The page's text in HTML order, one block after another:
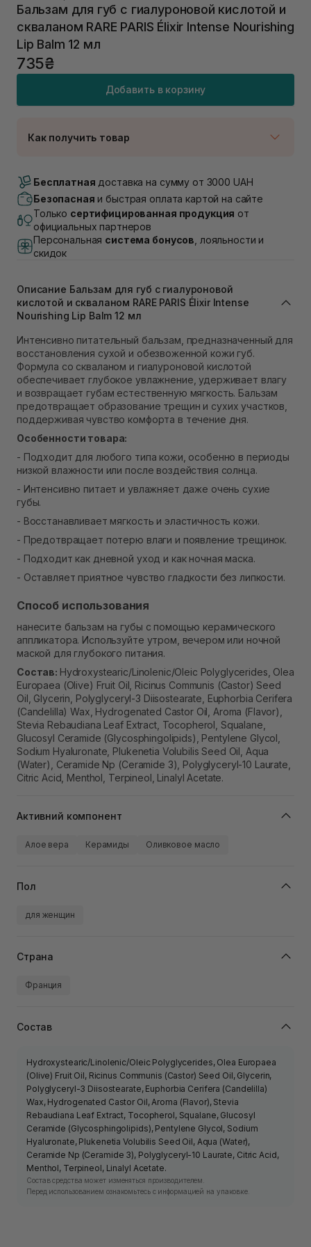
Бальзам для губ с гиалуроновой кислотой и
скваланом RARE PARIS Élixir Intense Nourishing
Lip Balm 12 мл
735₴
Добавить в корзину
Как получить товар
В наличии
Самовывоз г. Луцк, Винниченка 4
Нет в наличии!
Самовывоз г. Львов, ул. Академика Подстригача,
1В (Duck's Lake)
Нет в наличии!
Самовывоз Львов (Ивана Франко 36)
Самовывоз г. Львов ул. Степана Бандеры 43
Нет в наличии!
Самовывоз Ровно
Самовывоз г. Ровно, ул. Кулика и Гудачека 23 (ТЦ
Экватор)
Нет в наличии!
Бесплатная доставка на сумму от 3000 UAH
Безопасная и быстрая оплата картой на сайте
Только сертифицированная продукция от
официальных партнеров
Персональная система бонусов , лояльности и
скидок
Описание Бальзам для губ с гиалуроновой
кислотой и скваланом RARE PARIS Élixir Intense
Nourishing Lip Balm 12 мл
Интенсивно питательный бальзам, предназначенный для
восстановления сухой и обезвоженной кожи губ.
Формула со скваланом и гиалуроновой кислотой
обеспечивает глубокое увлажнение, удерживает влагу
и возвращает губам естественную мягкость. Бальзам
предотвращает образование трещин и сухих участков,
поддерживая чувство комфорта в течение дня.
Особенности товара:
- Подходит для любого типа кожи, особенно в периоды
низкой влажности или после воздействия солнца.
- Интенсивно питает и увлажняет даже очень сухие
губы.
- Восстанавливает мягкость и эластичность кожи.
- Предотвращает потерю влаги и появление трещинок.
- Подходит как дневной уход и как ночная маска.
- Оставляет приятное чувство гладкости без липкости.
Способ использования
нанесите бальзам на губы с помощью керамического
аппликатора. Используйте утром, вечером или ночной
маской для глубокого питания.
Состав: Hydroxystearic/Linolenic/Oleic Polyglycerides, Olea
Europaea (Olive) Fruit Oil, Ricinus Communis (Castor) Seed
Oil, Glycerin, Polyglyceryl-3 Diisostearate, Euphorbia Cerifera
(Candelilla) Wax, Hydrogenated Castor Oil, Aroma (Flavor),
Stevia Rebaudiana Leaf Extract, Tocopherol, Squalane,
Glucosyl Ceramide (Glycosphingolipids), Pentylene Glycol,
Sodium Hyaluronate, Plukenetia Volubilis Seed Oil, Aqua
(Water), Ceramide Np (Ceramide 3), Polyglyceryl-10 Laurate,
Citric Acid, Menthol, Terpineol, Linalyl Acetate.
Активний компонент
Алое вера Керамиды Оливковое масло
Пол
для женщин
Страна
Франция
Состав
Hydroxystearic/Linolenic/Oleic Polyglycerides, Olea Europaea
(Olive) Fruit Oil, Ricinus Communis (Castor) Seed Oil, Glycerin,
Polyglyceryl-3 Diisostearate, Euphorbia Cerifera (Candelilla)
Wax, Hydrogenated Castor Oil, Aroma (Flavor), Stevia
Rebaudiana Leaf Extract, Tocopherol, Squalane, Glucosyl
Ceramide (Glycosphingolipids), Pentylene Glycol, Sodium
Hyaluronate, Plukenetia Volubilis Seed Oil, Aqua (Water),
Ceramide Np (Ceramide 3), Polyglyceryl-10 Laurate, Citric Acid,
Menthol, Terpineol, Linalyl Acetate.
Состав средства может изменяться производителем.
Перед использованием ознакомьтесь с информацией на упаковке.